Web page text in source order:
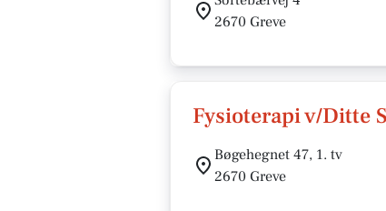
2670 Greve
Fysioterapi v/Ditte
Bøgehegnet 47, 1. tv
2670 Greve